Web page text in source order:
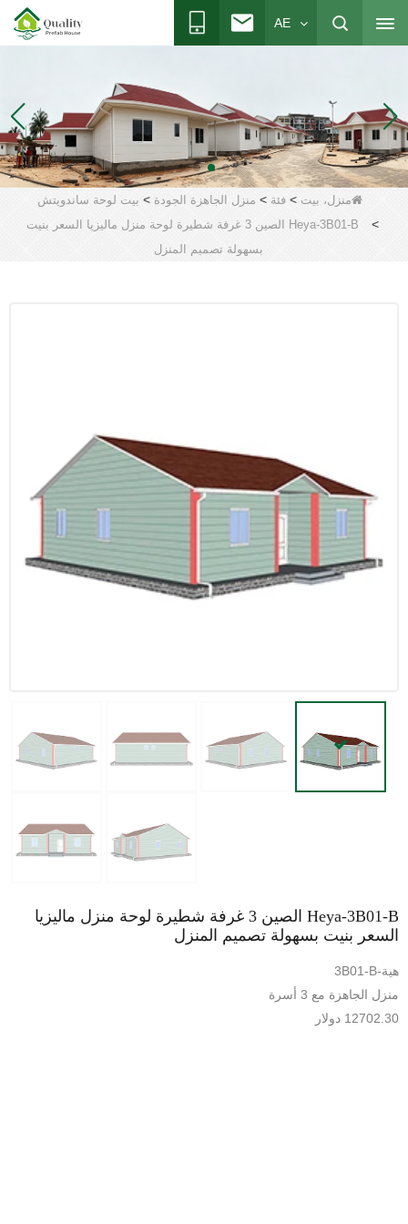
AE
منزل، بيت >فئة > منزل الجاهزة الجودة > بيت لوحة ساندويتش
>
Heya-3B01-B الصين 3 غرفة شطيرة لوحة منزل ماليزيا السعر بنيت
بسهولة تصميم المنزل
Heya-3B01-B الصين 3 غرفة شطيرة لوحة منزل ماليزيا
السعر بنيت بسهولة تصميم المنزل
هية-3B01-B
منزل الجاهزة مع 3 أسرة
12702.30 دولار